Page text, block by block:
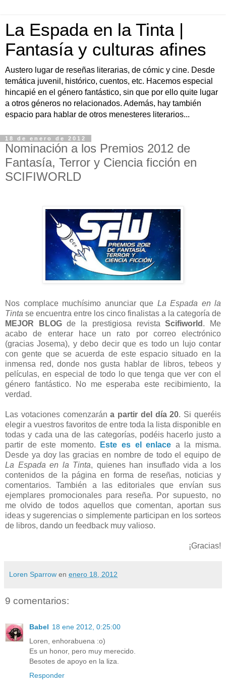
La Espada en la Tinta |
Fantasía y culturas afines
Austero lugar de reseñas literarias, de cómic y cine. Desde
temática juvenil, histórico, cuentos, etc. Hacemos especial
hincapié en el género fantástico, sin que por ello quite lugar
a otros géneros no relacionados. Además, hay también
espacio para hablar de otros menesteres literarios...
18 de enero de 2012
Nominación a los Premios 2012 de
Fantasía, Terror y Ciencia ficción en
SCIFIWORLD
Nos complace muchísimo anunciar que La Espada en la
Tinta se encuentra entre los cinco finalistas a la categoría de
MEJOR BLOGde la prestigiosa revistaScifiworld . Me
acabo de enterar hace un rato por correo electrónico
(gracias Josema), y debo decir que es todo un lujo contar
con gente que se acuerda de este espacio situado en la
inmensa red, donde nos gusta hablar de libros, tebeos y
películas, en especial de todo lo que tenga que ver con el
género fantástico. No me esperaba este recibimiento, la
verdad.
Las votaciones comenzarána partir del día 20. Si queréis
elegir a vuestros favoritos de entre toda la lista disponible en
todas y cada una de las categorías, podéis hacerlo justo a
partir de este momento.
Este es el enlace a la misma.
Desde ya doy las gracias en nombre de todo el equipo de
La Espada en la Tinta, quienes han insuflado vida a los
contenidos de la página en forma de reseñas, noticias y
comentarios. También a las editoriales que envían sus
ejemplares promocionales para reseña. Por supuesto, no
me olvido de todos aquellos que comentan, aportan sus
ideas y sugerencias o simplemente participan en los sorteos
de libros, dando un feedback muy valioso.
¡Gracias!
Loren Sparrow en enero 18, 2012
9 comentarios:
Babel 18 ene 2012, 0:25:00
Loren, enhorabuena :o)
Es un honor, pero muy merecido.
Besotes de apoyo en la liza.
Responder